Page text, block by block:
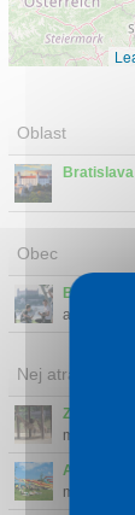
Oblast
Bratislava
Obec
Bratislava
Nej atrakce v
Zoo
Aquapark
možnost si